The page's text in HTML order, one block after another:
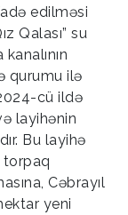
edilməsi
Qalası” su
qurumu ilə
cü ildə
layihənin
Bu layihə
torpaq
Cəbrayıl
yeni